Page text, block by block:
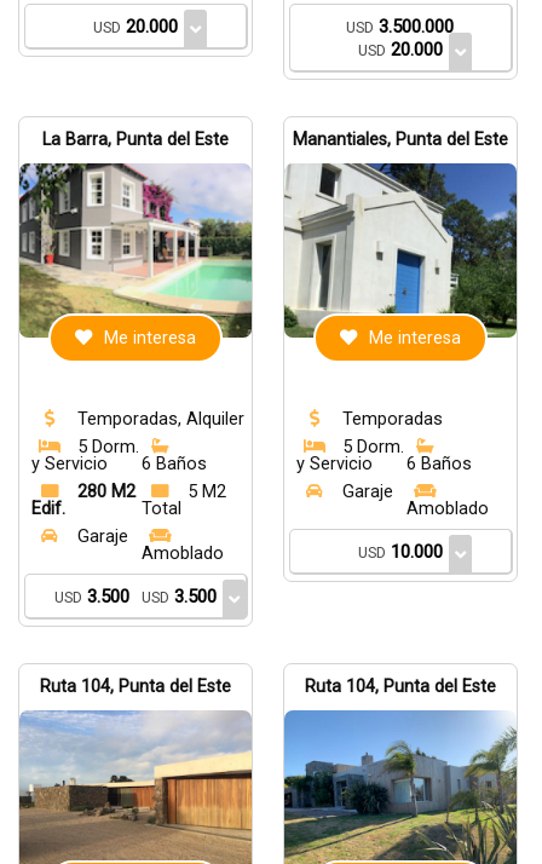
USD 20.000 USD 3.500.000
USD 20.000
La Barra, Punta del Este
Me interesa
Temporadas, Alquiler
5 Dorm.
y Servicio
6 Baños
280 M2
Edif.
5 M2
Total
Garaje
Amoblado
USD 3.500 USD 3.500
Manantiales, Punta del Este
Me interesa
Temporadas
5 Dorm.
y Servicio
6 Baños
Garaje
Amoblado
USD 10.000
Ruta 104, Punta del Este Ruta 104, Punta del Este